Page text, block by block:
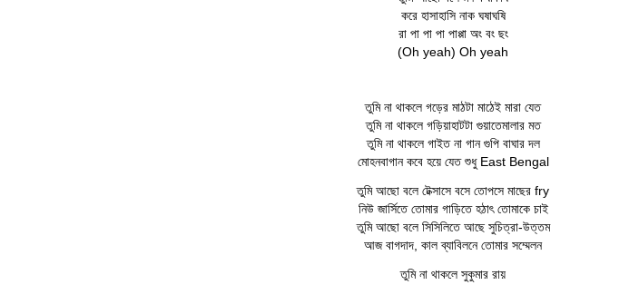
করে হাসাহাসি নাক ঘষাঘষি
রা পা পা পা পাপ্পা অং বং ছং
(Oh yeah) Oh yeah
তুমি না থাকলে গড়ের মাঠটা মাঠেই মারা যেত
তুমি না থাকলে গড়িয়াহাটটা গুয়াতেমালার মত
তুমি না থাকলে গাইত না গান গুপি বাঘার দল
মোহনবাগান কবে হয়ে যেত শুধু East Bengal
তুমি আছো বলে টেক্সাসে বসে তোপসে মাছের fry
নিউ জার্সিতে তোমার গাড়িতে হঠাৎ তোমাকে চাই
তুমি আছো বলে সিসিলিতে আছে সুচিত্রা-উত্তম
আজ বাগদাদ, কাল ব্যাবিলনে তোমার সম্মেলন
তুমি না থাকলে সুকুমার রায়